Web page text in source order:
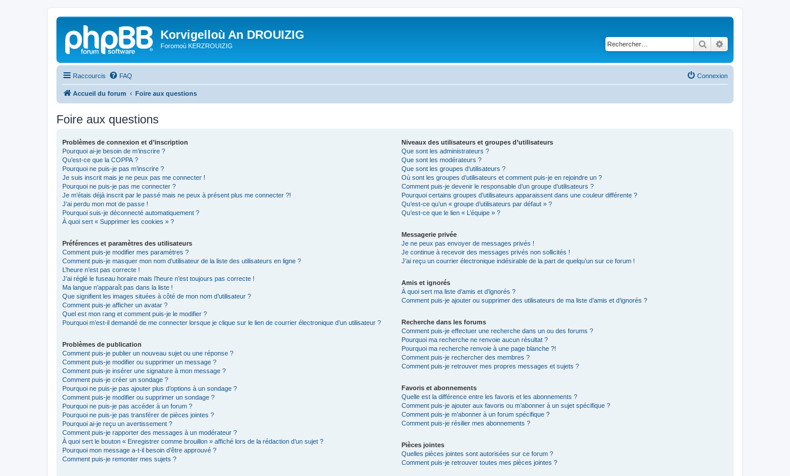
Korvigelloù An DROUIZIG
Foromoù KERZROUIZIG Rechercher
Raccourcis FAQ Connexion
Accueil du forum Foire aux questions
Foire aux questions
Problèmes de connexion et d’inscription
Pourquoi ai-je besoin de m’inscrire ?
Qu’est-ce que la COPPA ?
Pourquoi ne puis-je pas m’inscrire ?
Je suis inscrit mais je ne peux pas me connecter !
Pourquoi ne puis-je pas me connecter ?
Je m’étais déjà inscrit par le passé mais ne peux à présent plus me connecter ?!
J’ai perdu mon mot de passe !
Pourquoi suis-je déconnecté automatiquement ?
À quoi sert « Supprimer les cookies » ?
Préférences et paramètres des utilisateurs
Comment puis-je modifier mes paramètres ?
Comment puis-je masquer mon nom d’utilisateur de la liste des utilisateurs en ligne ?
L’heure n’est pas correcte !
J’ai réglé le fuseau horaire mais l’heure n’est toujours pas correcte !
Ma langue n’apparaît pas dans la liste !
Que signifient les images situées à côté de mon nom d’utilisateur ?
Comment puis-je afficher un avatar ?
Quel est mon rang et comment puis-je le modifier ?
Pourquoi m’est-il demandé de me connecter lorsque je clique sur le lien de courrier électronique d’un utilisateur ?
Problèmes de publication
Comment puis-je publier un nouveau sujet ou une réponse ?
Comment puis-je modifier ou supprimer un message ?
Comment puis-je insérer une signature à mon message ?
Comment puis-je créer un sondage ?
Pourquoi ne puis-je pas ajouter plus d’options à un sondage ?
Comment puis-je modifier ou supprimer un sondage ?
Pourquoi ne puis-je pas accéder à un forum ?
Pourquoi ne puis-je pas transférer de pièces jointes ?
Pourquoi ai-je reçu un avertissement ?
Comment puis-je rapporter des messages à un modérateur ?
À quoi sert le bouton « Enregistrer comme brouillon » affiché lors de la rédaction d’un sujet ?
Pourquoi mon message a-t-il besoin d’être approuvé ?
Comment puis-je remonter mes sujets ?
Niveaux des utilisateurs et groupes d’utilisateurs
Que sont les administrateurs ?
Que sont les modérateurs ?
Que sont les groupes d’utilisateurs ?
Où sont les groupes d’utilisateurs et comment puis-je en rejoindre un ?
Comment puis-je devenir le responsable d’un groupe d’utilisateurs ?
Pourquoi certains groupes d’utilisateurs apparaissent dans une couleur différente ?
Qu’est-ce qu’un « groupe d’utilisateurs par défaut » ?
Qu’est-ce que le lien « L’équipe » ?
Messagerie privée
Je ne peux pas envoyer de messages privés !
Je continue à recevoir des messages privés non sollicités !
J’ai reçu un courrier électronique indésirable de la part de quelqu’un sur ce forum !
Amis et ignorés
À quoi sert ma liste d’amis et d’ignorés ?
Comment puis-je ajouter ou supprimer des utilisateurs de ma liste d’amis et d’ignorés ?
Recherche dans les forums
Comment puis-je effectuer une recherche dans un ou des forums ?
Pourquoi ma recherche ne renvoie aucun résultat ?
Pourquoi ma recherche renvoie à une page blanche ?!
Comment puis-je rechercher des membres ?
Comment puis-je retrouver mes propres messages et sujets ?
Favoris et abonnements
Quelle est la différence entre les favoris et les abonnements ?
Comment puis-je ajouter aux favoris ou m’abonner à un sujet spécifique ?
Comment puis-je m’abonner à un forum spécifique ?
Comment puis-je résilier mes abonnements ?
Pièces jointes
Quelles pièces jointes sont autorisées sur ce forum ?
Comment puis-je retrouver toutes mes pièces jointes ?